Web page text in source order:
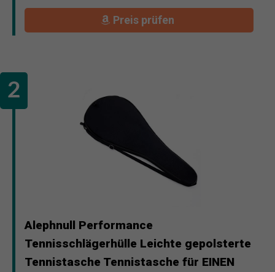
Preis prüfen
Alephnull Performance
Tennisschlägerhülle Leichte gepolsterte
Tennistasche Tennistasche für EINEN